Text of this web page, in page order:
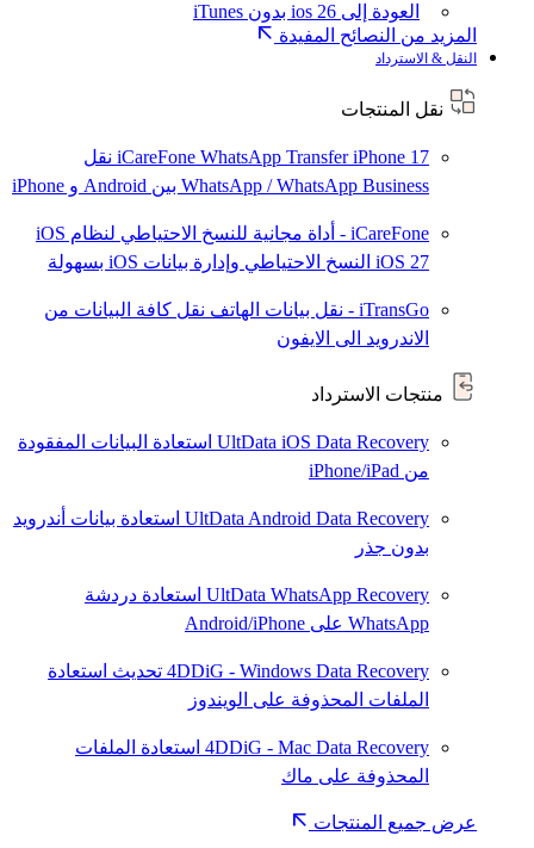
العودة إلى ios 26 بدون iTunes
المزيد من النصائح المفيدة
النقل & الاسترداد
نقل المنتجات
iCareFone WhatsApp TransferiPhone 17
نقل
WhatsApp / WhatsApp Business بين Android و iPhone
iCareFone - أداة مجانية للنسخ الاحتياطي لنظام iOS
iOS 27 النسخ الاحتياطي وإدارة بيانات iOS بسهولة
iTransGo - نقل بيانات الهاتف
نقل كافة البيانات من
الاندرويد الى الايفون
منتجات الاسترداد
UltData iOS Data Recovery استعادة البيانات المفقودة
من iPhone/iPad
UltData Android Data Recovery استعادة بيانات أندرويد
بدون جذر
UltData WhatsApp Recovery استعادة دردشة
WhatsApp على Android/iPhone
4DDiG - Windows Data Recovery تحديث استعادة
الملفات المحذوفة على الويندوز
4DDiG - Mac Data Recovery استعادة الملفات
المحذوفة على ماك
عرض جميع المنتجات